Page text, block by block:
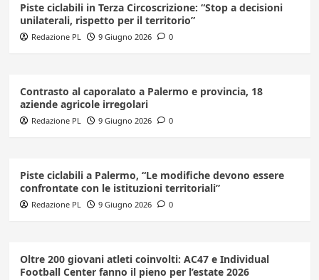
Piste ciclabili in Terza Circoscrizione: “Stop a decisioni
unilaterali, rispetto per il territorio”
Redazione PL 9 Giugno 2026 0
Contrasto al caporalato a Palermo e provincia, 18
aziende agricole irregolari
Redazione PL 9 Giugno 2026 0
Piste ciclabili a Palermo, “Le modifiche devono essere
confrontate con le istituzioni territoriali”
Redazione PL 9 Giugno 2026 0
Oltre 200 giovani atleti coinvolti: AC47 e Individual
Football Center fanno il pieno per l’estate 2026